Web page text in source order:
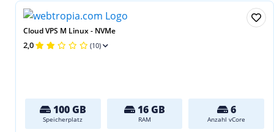
Cloud VPS M Linux - NVMe
2,0 (10)
100 GB
Speicherplatz
16 GB
RAM
6
Anzahl vCore